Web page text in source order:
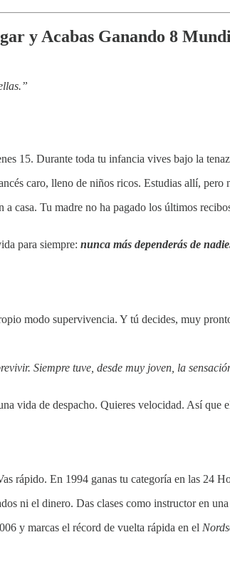
y Acabas Ganando 8
15. Durante toda tu infancia vives bajo la
caro, lleno de niños ricos. Estudias allí, pero
casa. Tu madre no ha pagado los últimos
para siempre: nunca más dependerás de
modo supervivencia. Y tú decides, muy
Siempre tuve, desde muy joven, la
vida de despacho. Quieres velocidad. Así
rápido. En 1994 ganas tu categoría en las 24
ni el dinero. Das clases como instructor en
y marcas el récord de vuelta rápida en el